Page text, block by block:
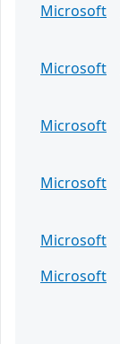
Microsoft
Microsoft
Microsoft
Microsoft
Microsoft
Microsoft